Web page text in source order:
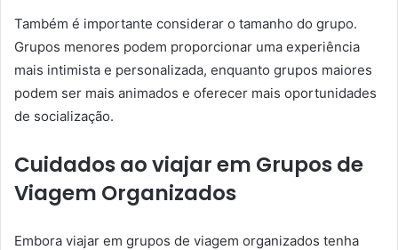
Também é importante considerar o tamanho do grupo.
Grupos menores podem proporcionar uma experiência
mais intimista e personalizada, enquanto grupos maiores
podem ser mais animados e oferecer mais oportunidades
de socialização.
Cuidados ao viajar em Grupos de
Viagem Organizados
Embora viajar em grupos de viagem organizados tenha